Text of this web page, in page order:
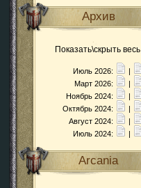
Архив
Показать\скрыть весь
Июль 2026:
|
Март 2026:
|
Ноябрь 2024:
|
Октябрь 2024:
|
Август 2024:
|
Июль 2024:
|
Arcania